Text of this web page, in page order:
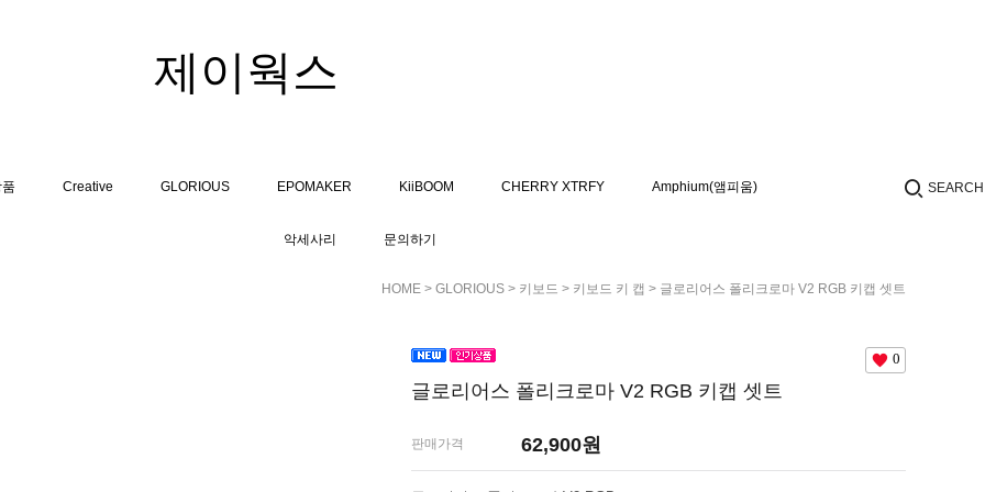
제이웍스
SEARCH
Creative GLORIOUS EPOMAKER KiiBOOM CHERRY XTRFY Amphium(앰피움)
악세사리 문의하기
HOME > GLORIOUS > 키보드 > 키보드 키 캡 > 글로리어스 폴리크로마 V2 RGB 키캡 셋트
0
글로리어스 폴리크로마 V2 RGB 키캡 셋트
판매가격 62,900원